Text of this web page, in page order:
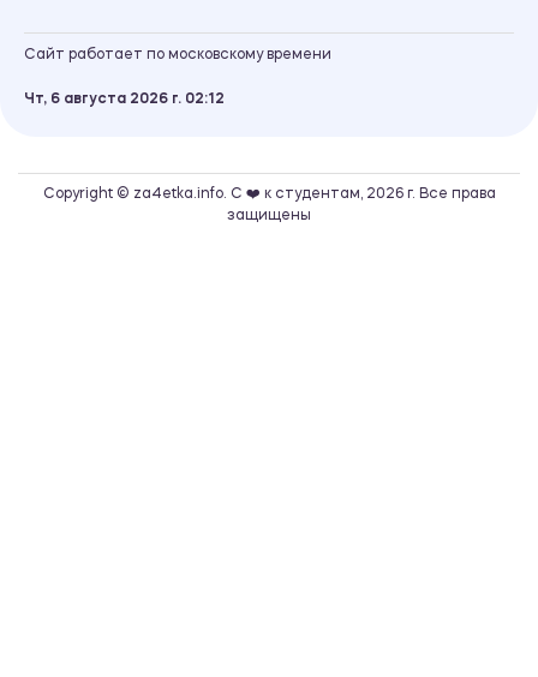
Сайт работает по московскому времени
Чт, 6 августа 2026 г. 02 12
Copyright © za4etka.info. С ❤️ к студентам, 2026 г. Все права
защищены